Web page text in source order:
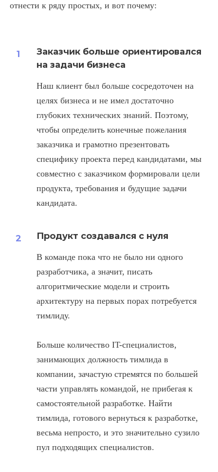
отнести к ряду простых, и вот почему:
Заказчик больше ориентировался
на задачи бизнеса
Наш клиент был больше сосредоточен на
целях бизнеса и не имел достаточно
глубоких технических знаний. Поэтому,
чтобы определить конечные пожелания
заказчика и грамотно презентовать
специфику проекта перед кандидатами, мы
совместно с заказчиком формировали цели
продукта, требования и будущие задачи
кандидата.
Продукт создавался с нуля
В команде пока что не было ни одного
разработчика, а значит, писать
алгоритмические модели и строить
архитектуру на первых порах потребуется
тимлиду.
Больше количество IT-специалистов,
занимающих должность тимлида в
компании, зачастую стремятся по большей
части управлять командой, не прибегая к
самостоятельной разработке. Найти
тимлида, готового вернуться к разработке,
весьма непросто, и это значительно сузило
пул подходящих специалистов.